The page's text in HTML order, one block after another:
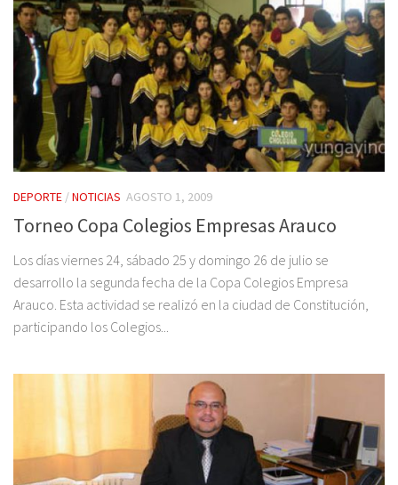
DEPORTE /NOTICIAS AGOSTO 1, 2009
Torneo Copa Colegios Empresas Arauco
Los días viernes 24, sábado 25 y domingo 26 de julio se
desarrollo la segunda fecha de la Copa Colegios Empresa
Arauco. Esta actividad se realizó en la ciudad de Constitución,
participando los Colegios...